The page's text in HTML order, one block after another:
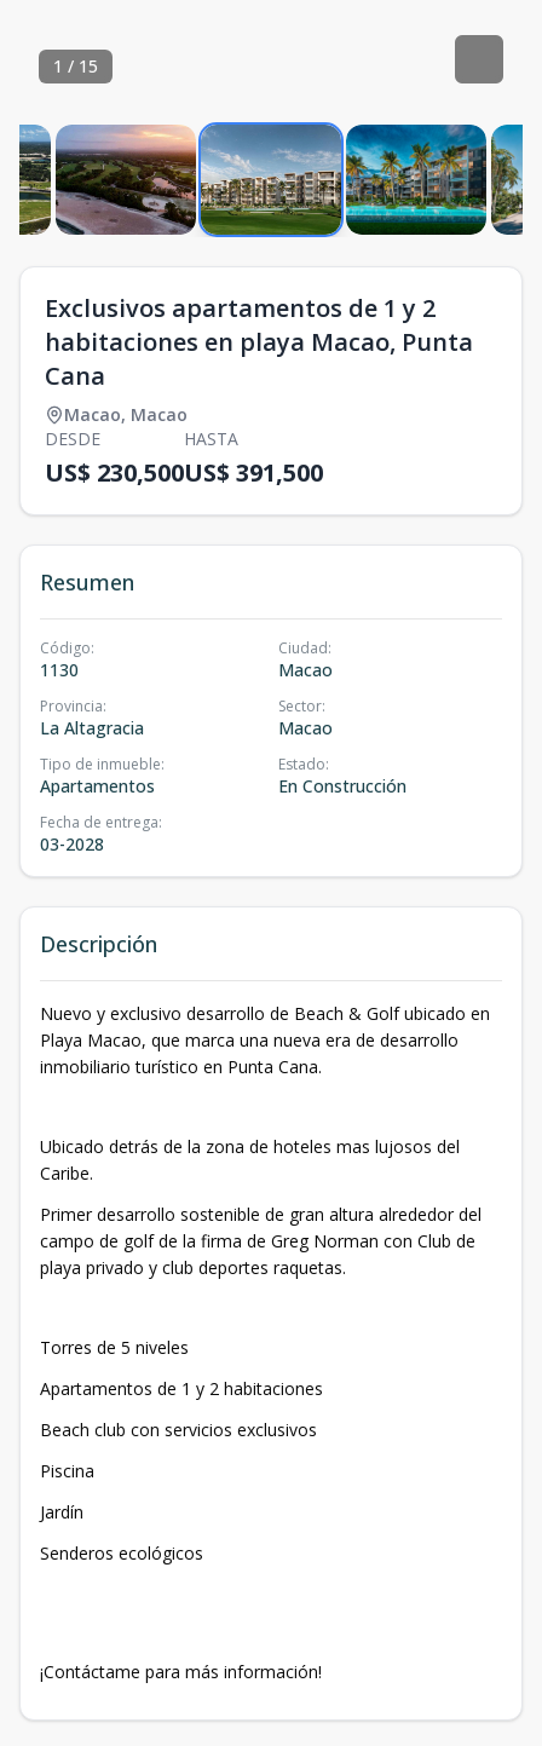
1 / 15
Exclusivos apartamentos de 1 y 2
habitaciones en playa Macao, Punta
Cana
Macao, Macao
DESDE
US$ 230,500
HASTA
US$ 391,500
Resumen
Código:
1130
Ciudad:
Macao
Provincia:
La Altagracia
Sector:
Macao
Tipo de inmueble:
Apartamentos
Estado:
En Construcción
Fecha de entrega:
03-2028
Descripción
Nuevo y exclusivo desarrollo de Beach & Golf ubicado en
Playa Macao, que marca una nueva era de desarrollo
inmobiliario turístico en Punta Cana.
Ubicado detrás de la zona de hoteles mas lujosos del
Caribe.
Primer desarrollo sostenible de gran altura alrededor del
campo de golf de la firma de Greg Norman con Club de
playa privado y club deportes raquetas.
Torres de 5 niveles
Apartamentos de 1 y 2 habitaciones
Beach club con servicios exclusivos
Piscina
Jardín
Senderos ecológicos
¡Contáctame para más información!